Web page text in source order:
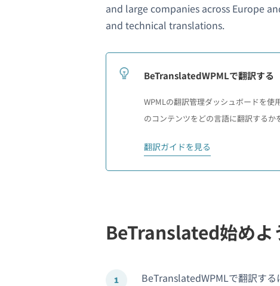
and large companies across Europe
and technical translations.
BeTranslatedWPMLで翻訳する
WPMLの翻訳管理ダッシュボードを
のコンテンツをどの言語に翻訳するか
翻訳ガイドを見る
BeTranslated始めよ
BeTranslatedWPMLで翻訳する